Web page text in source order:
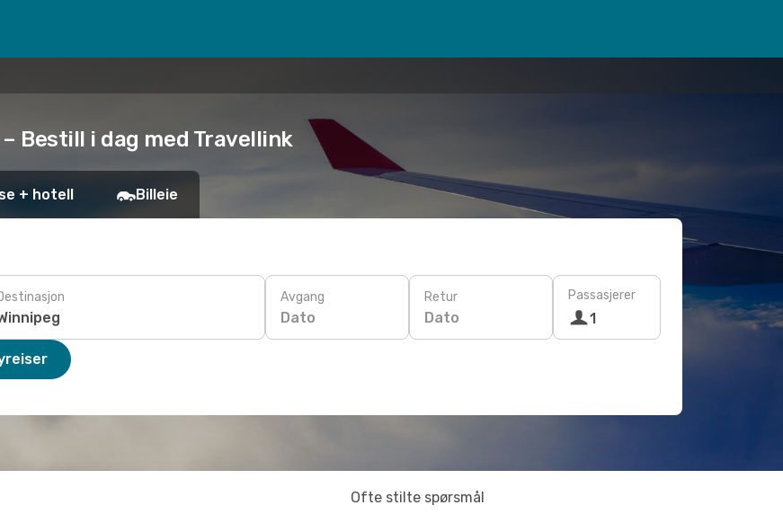
Bestill i dag med Travellink
+ hotell Billeie
Avgang
Dato
Retur
Dato
Passasjerer
1
Ofte stilte spørsmål